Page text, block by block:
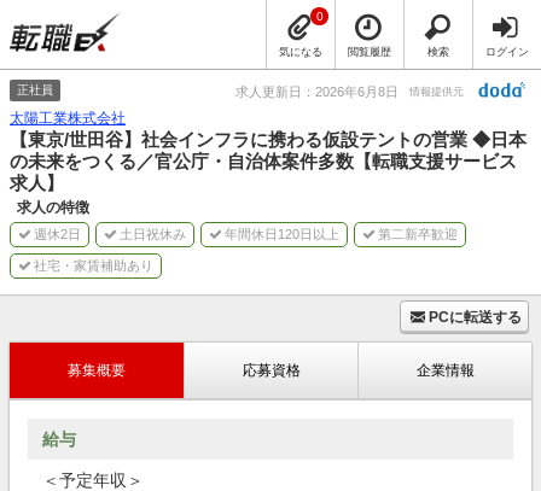
気になる
0
閲覧履歴 検索 ログイン
正社員 求人更新日：2026年6月8日 情報提供元
太陽工業株式会社
【東京/世田谷】社会インフラに携わる仮設テントの営業 ◆日本
の未来をつくる／官公庁・自治体案件多数【転職支援サービス
求人】
求人の特徴
週休2日 土日祝休み 年間休日120日以上 第二新卒歓迎
社宅・家賃補助あり
PCに転送する
募集概要 応募資格 企業情報
給与
＜予定年収＞